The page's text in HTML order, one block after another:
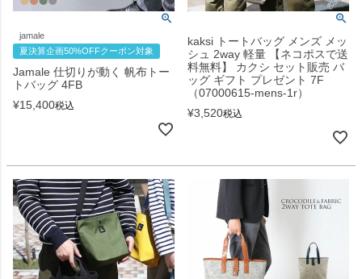
jamale
夏決算企画50%OFFクーポン対象
Jamale 仕切りが動く 帆布トー
トバッグ 4FB
¥15,400税込
kaksi トートバッグ メンズ メッ
シュ 2way 軽量 【ネコポスで送
料無料】 カクシ セット販売 バ
ッグ ギフト プレゼント 7F
（07000615-mens-1r）
¥3,520税込